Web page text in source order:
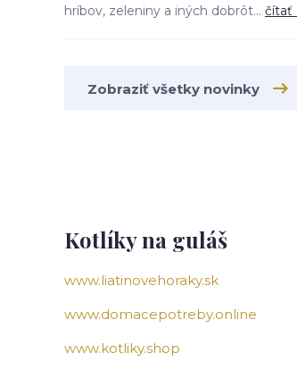
hríbov, zeleniny a iných dobrôt... čítať
Zobraziť všetky novinky
Kotlíky na guláš
www.liatinovehoraky.sk
www.domacepotreby.online
www.kotliky.shop